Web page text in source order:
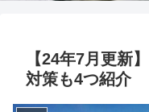
【24年7月更新
対策も4つ紹介